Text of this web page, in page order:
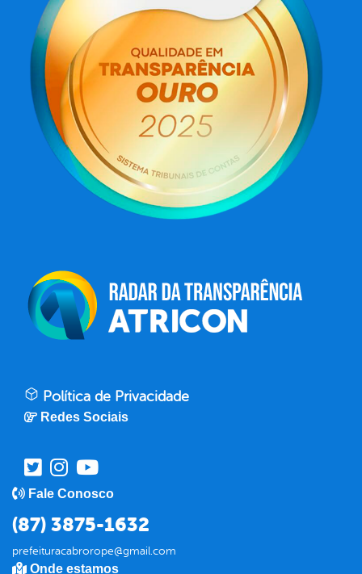
Política de Privacidade
Redes Sociais
Fale Conosco
(87) 3875-1632
prefeituracabrorope@gmail.com
Onde estamos